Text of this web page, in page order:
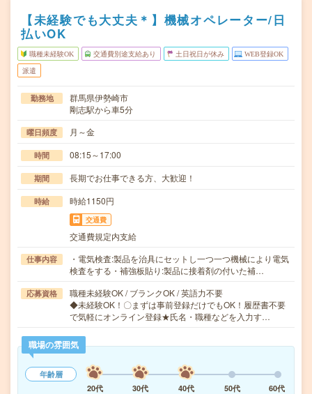
【未経験でも大丈夫＊】機械オペレーター/日
払いOK
職種未経験OK 交通費別途支給あり 土日祝日が休み WEB登録OK
派遣
勤務地
群馬県伊勢崎市
剛志駅から車5分
曜日頻度 月～金
時間 08:15～17:00
期間 長期でお仕事できる方、大歓迎！
時給 時給1150円
交通費
交通費規定内支給
仕事内容
・電気検査:製品を治具にセットし一つ一つ機械により電気
検査をする・補強板貼り:製品に接着剤の付いた補…
応募資格
職種未経験OK / ブランクOK / 英語力不要
◆未経験OK！〇まずは事前登録だけでもOK！履歴書不要
で気軽にオンライン登録★氏名・職種などを入力す…
職場の雰囲気
年齢層
20代
30代 40代 50代 60代